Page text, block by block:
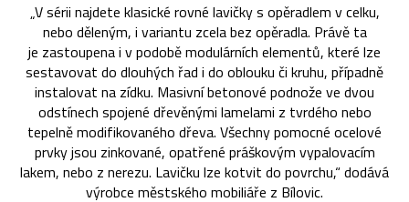
„V sérii najdete klasické rovné lavičky s opěradlem v celku,
nebo děleným, i variantu zcela bez opěradla. Právě ta
je zastoupena i v podobě modulárních elementů, které lze
sestavovat do dlouhých řad i do oblouku či kruhu, případně
instalovat na zídku. Masivní betonové podnože ve dvou
odstínech spojené dřevěnými lamelami z tvrdého nebo
tepelně modifikovaného dřeva. Všechny pomocné ocelové
prvky jsou zinkované, opatřené práškovým vypalovacím
lakem, nebo z nerezu. Lavičku lze kotvit do povrchu,“ dodává
výrobce městského mobiliáře z Bílovic.